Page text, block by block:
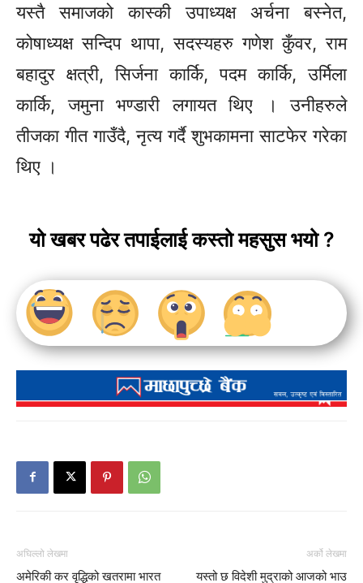
यस्तै समाजको कास्की उपाध्यक्ष अर्चना बस्नेत,
कोषाध्यक्ष सन्दिप थापा, सदस्यहरु गणेश कुँवर, राम
बहादुर क्षत्री, सिर्जना कार्कि, पदम कार्कि, उर्मिला
कार्कि, जमुना भण्डारी लगायत थिए । उनीहरुले
तीजका गीत गाउँदै, नृत्य गर्दै शुभकामना साटफेर गरेका
थिए ।
यो खबर पढेर तपाईलाई कस्तो महसुस भयो ?
अघिल्लो लेखमा
अमेरिकी कर वृद्धिको खतरामा भारत
अर्को लेखमा
यस्तो छ विदेशी मुद्राको आजको भाउ